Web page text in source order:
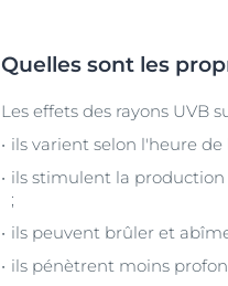
Quelles sont les
Les effets des rayons UVB
ils varient selon l'heure de
ils stimulent la
;
ils peuvent brûler et
ils pénètrent moins